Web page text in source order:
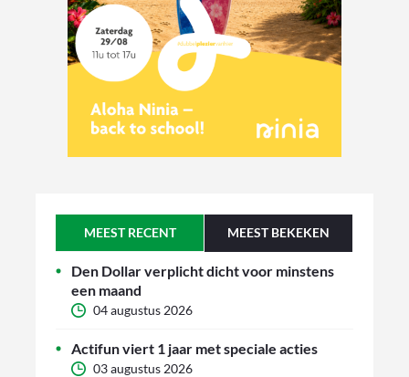
MEEST RECENT MEEST BEKEKEN
Den Dollar verplicht dicht voor minstens
een maand
04 augustus 2026
Actifun viert 1 jaar met speciale acties
03 augustus 2026